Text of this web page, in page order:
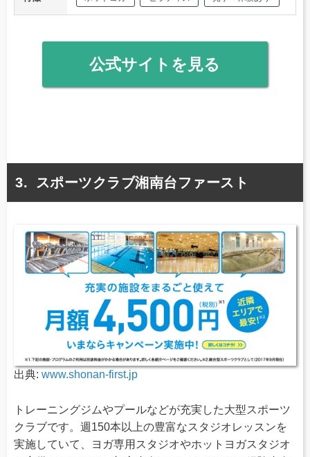
公式サイトを見る
スポーツクラブ湘南台ファースト
出典: www.shonan-first.jp
トレーニングジムやプールなどが充実した大型スポーツ
クラブです。週150本以上の豊富なスタジオレッスンを
実施していて、ヨガ専用スタジオやホットヨガスタジオ